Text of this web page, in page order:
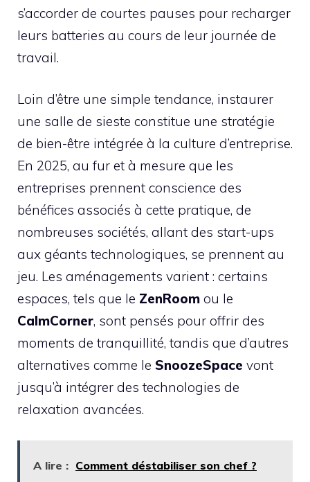
s’accorder de courtes pauses pour recharger
leurs batteries au cours de leur journée de
travail.
Loin d’être une simple tendance, instaurer
une salle de sieste constitue une stratégie
de bien-être intégrée à la culture d’entreprise.
En 2025, au fur et à mesure que les
entreprises prennent conscience des
bénéfices associés à cette pratique, de
nombreuses sociétés, allant des start-ups
aux géants technologiques, se prennent au
jeu. Les aménagements varient : certains
espaces, tels que le ZenRoom ou le
CalmCorner, sont pensés pour offrir des
moments de tranquillité, tandis que d’autres
alternatives comme le SnoozeSpace vont
jusqu’à intégrer des technologies de
relaxation avancées.
A lire : Comment déstabiliser son chef ?